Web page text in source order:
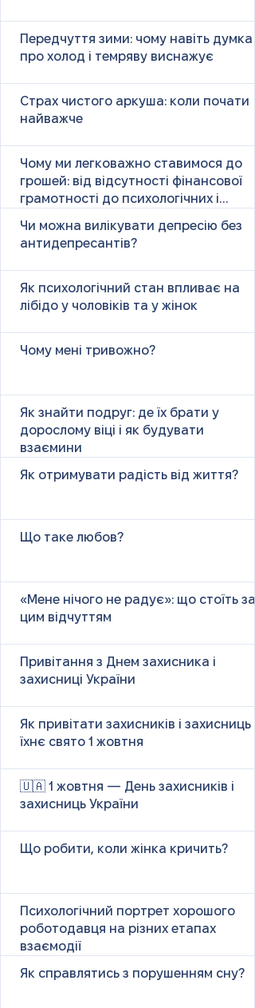
Передчуття зими: чому навіть думка
про холод і темряву виснажує
Страх чистого аркуша: коли почати
найважче
Чому ми легковажно ставимося до
грошей: від відсутності фінансової
грамотності до психологічних і
Чи можна вилікувати депресію без
антидепресантів?
Як психологічний стан впливає на
лібідо у чоловіків та у жінок
Чому мені тривожно?
Як знайти подруг: де їх брати у
дорослому віці і як будувати
взаємини
Як отримувати радість від життя?
Що таке любов?
«Мене нічого не радує»: що стоїть за
цим відчуттям
Привітання з Днем захисника і
захисниці України
Як привітати захисників і захисниць у
їхнє свято 1 жовтня
🇺🇦 1 жовтня — День захисників і
захисниць України
Що робити, коли жінка кричить?
Психологічний портрет хорошого
роботодавця на різних етапах
взаємодії
Як справлятись з порушенням сну?